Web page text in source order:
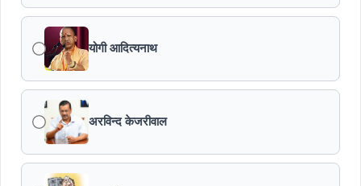
योगी आदित्यनाथ
अरविन्द केजरीवाल